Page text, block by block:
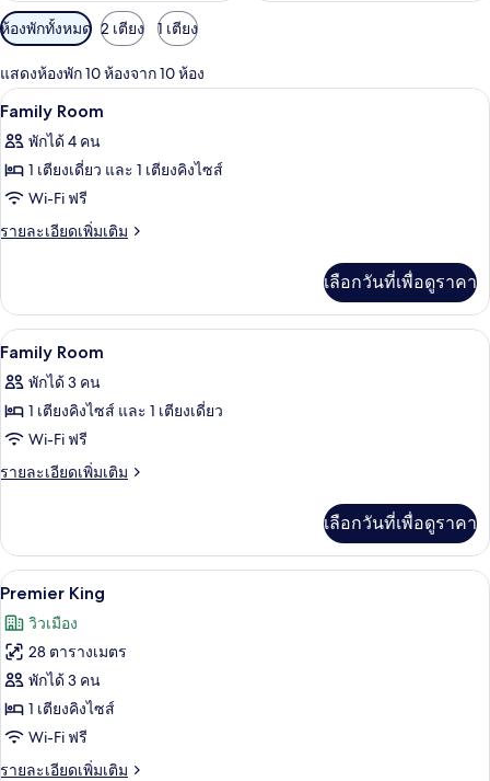
ตัว
กรอง
ที่
มี
ให้
สำหรับ
ห้อง
ห้องพักทั้งหมด 2 เตียง 1 เตียง
แสดงห้องพัก 10 ห้องจาก 10 ห้อง
เปิด
ภาพถ่าย
ทั้งหมด
ของ
Family
ตู้นิรภัยในห้องพัก, โต๊ะทำงาน, พื้นที่ท
6
Family Room
พักได้ 4 คน
1 เตียงเดี่ยว และ 1 เตียงคิงไซส์
Wi-Fi ฟรี
รายละเอียดเพิ่มเติม
ราย
เกี่ยว
กับ
Family
เลือกวันที่เพื่อดูราคา
เปิด
ภาพถ่าย
ทั้งหมด
ของ
Family
ตู้นิรภัยในห้องพัก, โต๊ะทำงาน, พื้นที่ท
7
Family Room
พักได้ 3 คน
1 เตียงคิงไซส์ และ 1 เตียงเดี่ยว
Wi-Fi ฟรี
รายละเอียดเพิ่มเติม
ราย
เกี่ยว
กับ
Family
เลือกวันที่เพื่อดูราคา
เปิด
ภาพถ่าย
ทั้งหมด
ของ
Premier
King
9
Premier King
วิวเมือง
28 ตารางเมตร
พักได้ 3 คน
1 เตียงคิงไซส์
Wi-Fi ฟรี
รายละเอียดเพิ่มเติม
ราย